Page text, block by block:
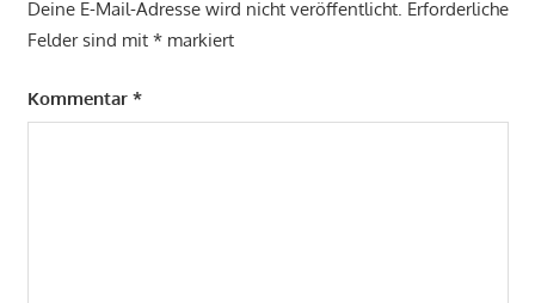
Deine E-Mail-Adresse wird nicht veröffentlicht. Erforderliche
Felder sind mit *markiert
Kommentar *